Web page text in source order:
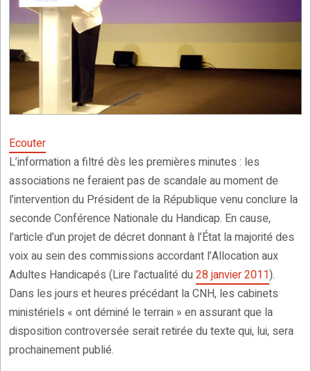
Ecouter
L’information a filtré dès les premières minutes : les
associations ne feraient pas de scandale au moment de
l’intervention du Président de la République venu conclure la
seconde Conférence Nationale du Handicap. En cause,
l’article d’un projet de décret donnant à l’État la majorité des
voix au sein des commissions accordant l’Allocation aux
Adultes Handicapés (Lire l’actualité du28 janvier 2011).
Dans les jours et heures précédant la CNH, les cabinets
ministériels « ont déminé le terrain » en assurant que la
disposition controversée serait retirée du texte qui, lui, sera
prochainement publié.